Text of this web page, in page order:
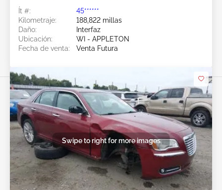
Ít #:
45******
Kilometraje:
188,822 millas
Daño:
Interfaz
Ubicación:
WI - APPLETON
Fecha de venta:
Venta Futura
Swipe to right for more images